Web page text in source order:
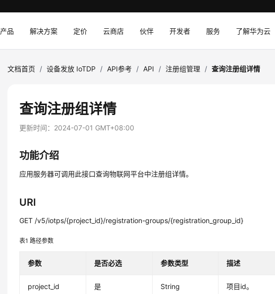
产品 解决方案 定价 云商店 伙伴 开发者 服务 了解华为云
文档首页 / 设备发放 IoTDP / API参考 / API / 注册组管理 / 查询注册组详情
查询注册组详情
更新时间： 2024-07-01 GMT+08:00
功能介绍
应用服务器可调用此接口查询物联网平台中注册组详情。
URI
GET /v5/iotps/{project_id}/registration-groups/{registration_group_id}
表1路径参数
参数 是否必选 参数类型 描述
project_id 是 String
项目id。